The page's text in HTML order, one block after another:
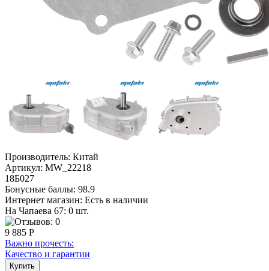
Производитель: Китай
Артикул: MW_22218
18Б027
Бонусные баллы: 98.9
Интернет магазин: Есть в наличии
На Чапаева 67: 0 шт.
9 885 Р
Важно прочесть:
Качество и гарантии